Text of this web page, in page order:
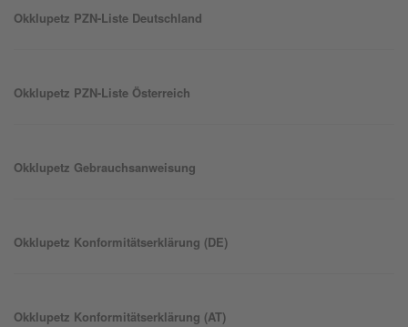
Okklupetz PZN-Liste Deutschland
Okklupetz PZN-Liste Österreich
Okklupetz Gebrauchsanweisung
Okklupetz Konformitätserklärung (DE)
Okklupetz Konformitätserklärung (AT)